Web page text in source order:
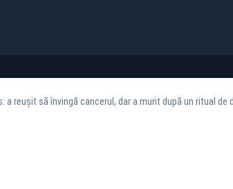
a reușit să învingă cancerul, dar a murit după un ritual de